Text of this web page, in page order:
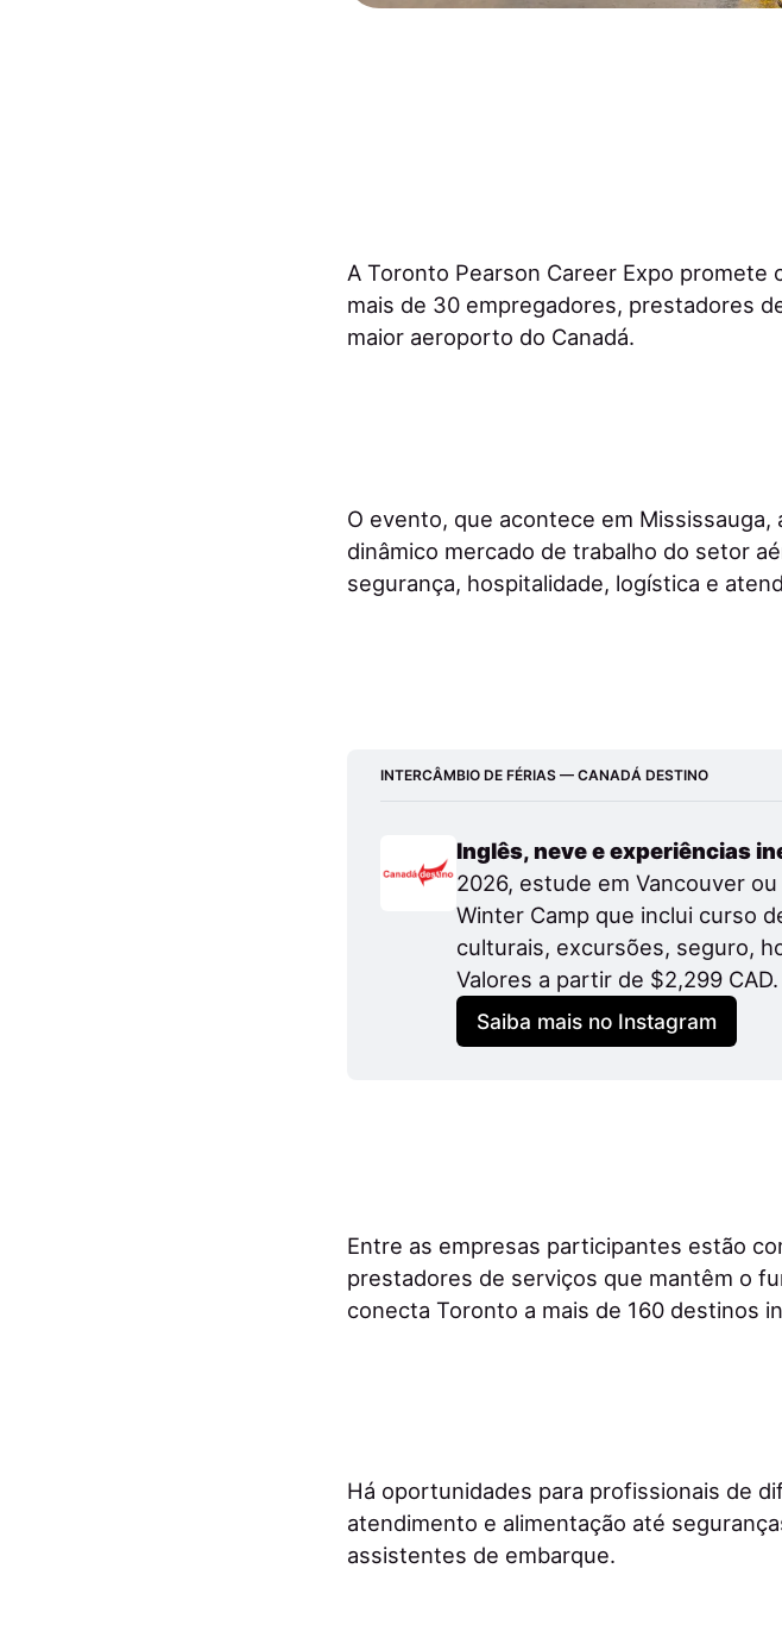
A Toronto Pearson Career Expo
mais de 30 empregadores, prestadores
maior aeroporto do Canadá.
O evento, que acontece em
dinâmico mercado de trabalho do setor
segurança, hospitalidade, logística e
INTERCÂMBIO DE FÉRIAS — CANADÁ DESTINO
Inglês, neve e experiências
2026, estude em Vancouver
Winter Camp que inclui curso
culturais, excursões, seguro,
Valores a partir de $2,299 CAD.
Saiba mais no Instagram
Entre as empresas participantes estão
prestadores de serviços que mantêm o
conecta Toronto a mais de 160 destinos
Há oportunidades para profissionais de
atendimento e alimentação até
assistentes de embarque.